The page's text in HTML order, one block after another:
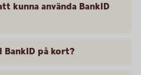
kunna använda BankID
BankID på kort?